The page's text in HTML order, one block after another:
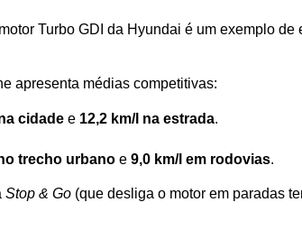
Turbo GDI da Hyundai é um exemplo
apresenta médias competitivas:
cidade e 12,2 km/l na estrada.
trecho urbano e 9,0 km/l em rodovias.
Stop & Go (que desliga o motor em paradas